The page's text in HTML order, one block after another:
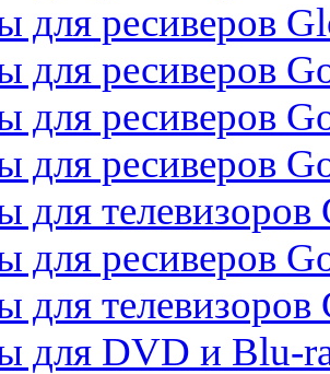
для ресиверов
для ресиверов
для ресиверов
для ресиверов
для телевизоров
для ресиверов
для телевизоров
для DVD и Blu-